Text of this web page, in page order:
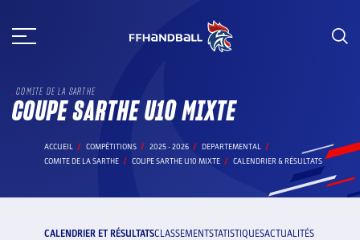
au
COMITE DE LA SARTHE
COUPE SARTHE U10 MIXTE
ACCUEIL COMPÉTITIONS 2025 - 2026
DEPARTEMENTAL
COMITE DE LA SARTHE
COUPE SARTHE U10 MIXTE CALENDRIER & RÉSULTATS
CALENDRIER ET RÉSULTATSCLASSEMENTSTATISTIQUESACTUALITÉS